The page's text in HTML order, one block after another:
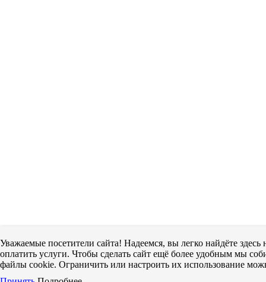
Уважаемые посетители сайта! Надеемся, вы легко найдёте
оплатить услуги. Чтобы сделать сайт ещё более удобным мы
файлы cookie. Ограничить или настроить их использование